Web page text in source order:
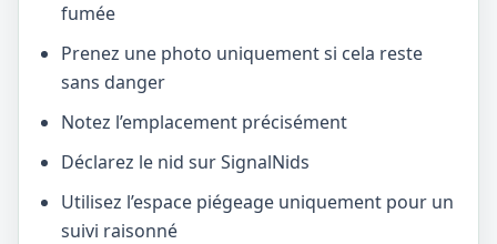
fumée
Prenez une photo uniquement si cela reste
sans danger
Notez l’emplacement précisément
Déclarez le nid sur SignalNids
Utilisez l’espace piégeage uniquement pour un
suivi raisonné